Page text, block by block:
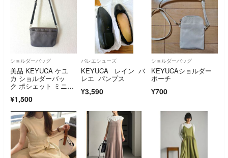
ショルダーバッグ
美品 KEYUCA ケユ
カ ショルダーバッ
ク ポシェット ミニバ
¥1,500
バレエシューズ
KEYUCA レイン バ
レエ パンプス
¥3,590
ショルダーバッグ
KEYUCAショルダー
ポーチ
¥700